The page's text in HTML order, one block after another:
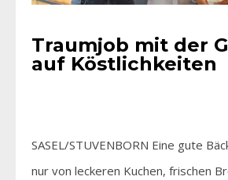
Traumjob mit der
auf Köstlichkeiten
SASEL/STUVENBORN Eine gute
nur von leckeren Kuchen, frischen